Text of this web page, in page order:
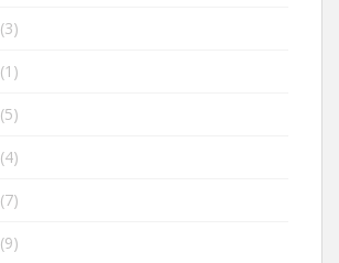
(3)
(1)
(5)
(4)
(7)
(9)